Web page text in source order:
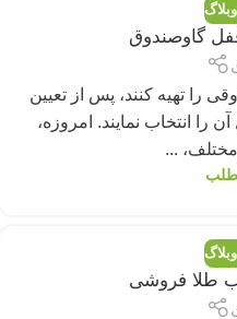
وبلاگ
قفل گاوصندوق
را تهیه کنند، پس از تعیین
را انتخاب نمایند. امروزه،
...
وبلاگ
طلا فروشی